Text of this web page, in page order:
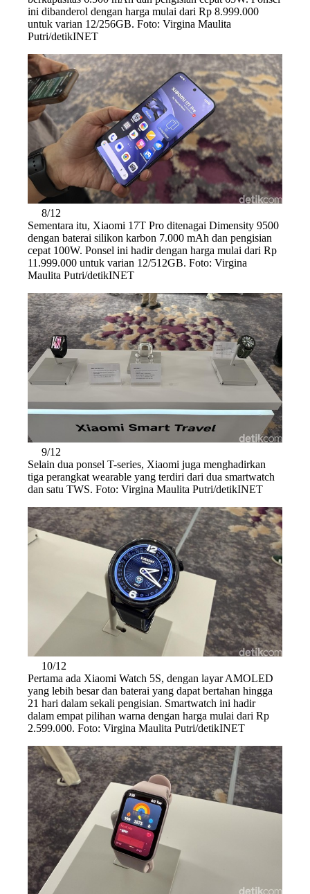
ini dibanderol dengan harga mulai dari Rp 8.999.000
untuk varian 12/256GB. Foto: Virgina Maulita
Putri/detikINET
8/12
Sementara itu, Xiaomi 17T Pro ditenagai Dimensity 9500
dengan baterai silikon karbon 7.000 mAh dan pengisian
cepat 100W. Ponsel ini hadir dengan harga mulai dari Rp
11.999.000 untuk varian 12/512GB. Foto: Virgina
Maulita Putri/detikINET
9/12
Selain dua ponsel T-series, Xiaomi juga menghadirkan
tiga perangkat wearable yang terdiri dari dua smartwatch
dan satu TWS. Foto: Virgina Maulita Putri/detikINET
10/12
Pertama ada Xiaomi Watch 5S, dengan layar AMOLED
yang lebih besar dan baterai yang dapat bertahan hingga
21 hari dalam sekali pengisian. Smartwatch ini hadir
dalam empat pilihan warna dengan harga mulai dari Rp
2.599.000. Foto: Virgina Maulita Putri/detikINET